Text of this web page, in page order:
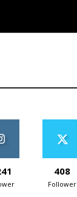
408
Follower